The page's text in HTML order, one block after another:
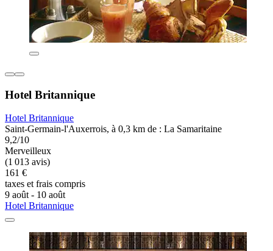
Hotel Britannique
Hotel Britannique
Saint-Germain-l'Auxerrois, à 0,3 km de : La Samaritaine
9,2/10
Merveilleux
(1 013 avis)
161 €
taxes et frais compris
9 août - 10 août
Hotel Britannique